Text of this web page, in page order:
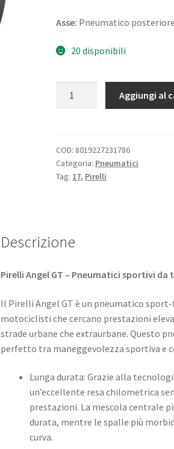
Asse: Pneumatico posteriore
20 disponibili
ZR
17
(75W)
Aggiungi al
COD: 8019227231786
Categoria: Pneumatici
Tag: 17, Pirelli
Descrizione
Pirelli Angel GT – Pneumatici sportivi da
Il Pirelli Angel GT è un pneumatico
motociclisti che cercano prestazioni
strade urbane che extraurbane. Questo
perfetto tra maneggevolezza sportiva e
Lunga durata: Grazie alla
un’eccellente resa chilometrica
prestazioni. La mescola centrale
durata, mentre le spalle più
curva.